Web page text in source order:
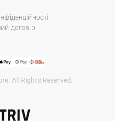
договір
All Rights Reserved.